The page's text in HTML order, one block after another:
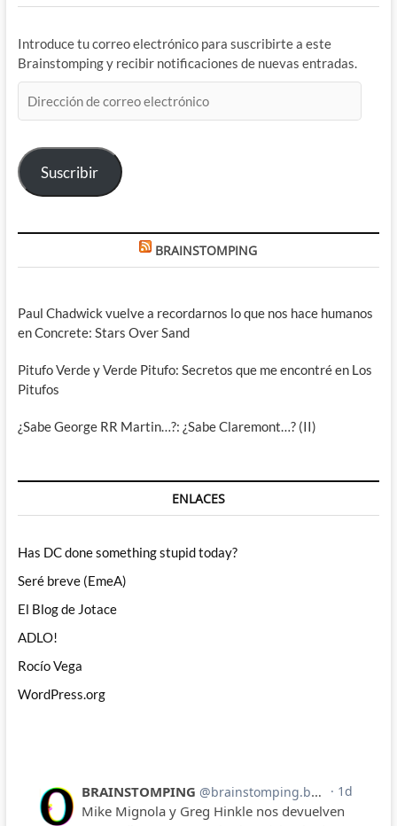
Introduce tu correo electrónico para suscribirte a este
Brainstomping y recibir notificaciones de nuevas entradas.
de
electrónico
Suscribir
BRAINSTOMPING
Paul Chadwick vuelve a recordarnos lo que nos hace humanos
en Concrete: Stars Over Sand
Pitufo Verde y Verde Pitufo: Secretos que me encontré en Los
Pitufos
¿Sabe George RR Martin…?: ¿Sabe Claremont…? (II)
ENLACES
Has DC done something stupid today?
Seré breve (EmeA)
El Blog de Jotace
ADLO!
Rocío Vega
WordPress.org